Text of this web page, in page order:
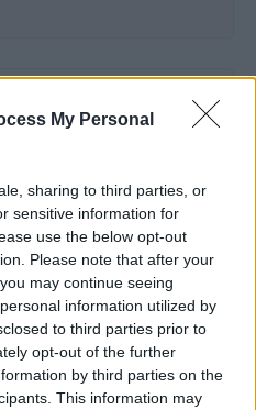
My Personal
sharing to third parties, or
sensitive information for
use the below opt-out
Please note that after your
may continue seeing
information utilized by
to third parties prior to
opt-out of the further
by third parties on the
This information may